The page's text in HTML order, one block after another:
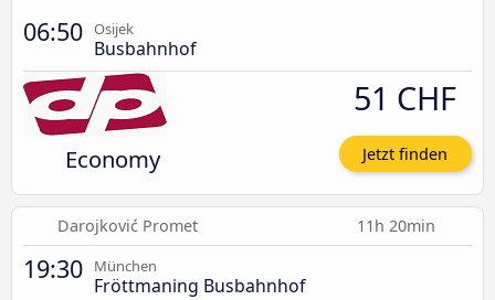
06:50 Osijek
Busbahnhof
Economy
51 CHF
Jetzt finden
Darojković Promet 11h 20min
19:30 München
Fröttmaning Busbahnhof